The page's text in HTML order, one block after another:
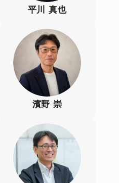
平川 真也
濱野 崇